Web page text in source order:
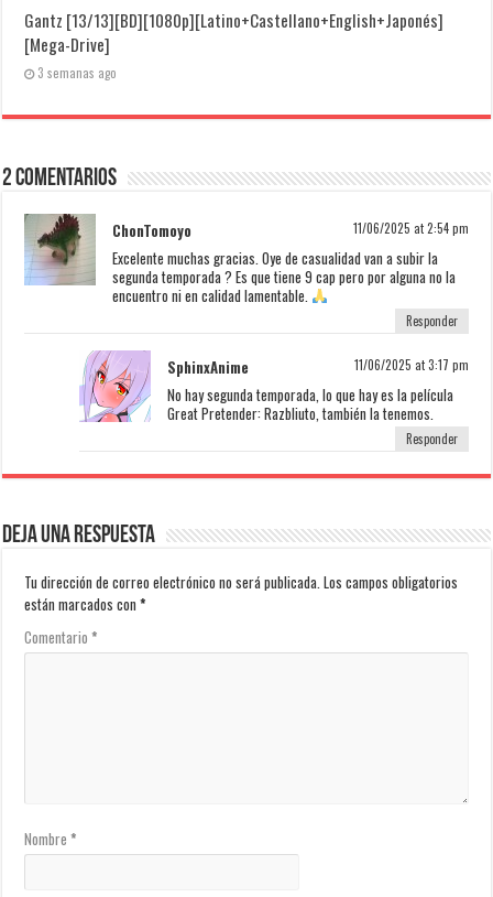
Gantz [13/13][BD][1080p][Latino+Castellano+English+Japonés]
[Mega-Drive]
3 semanas ago
2 Comentarios
ChonTomoyo 11/06/2025 at 2:54 pm
Excelente muchas gracias. Oye de casualidad van a subir la
segunda temporada ? Es que tiene 9 cap pero por alguna no la
encuentro ni en calidad lamentable.
Responder
SphinxAnime 11/06/2025 at 3:17 pm
No hay segunda temporada, lo que hay es la película
Great Pretender: Razbliuto, también la tenemos.
Responder
Deja una respuesta
Tu dirección de correo electrónico no será publicada. Los campos obligatorios
están marcados con*
Comentario*
Nombre*